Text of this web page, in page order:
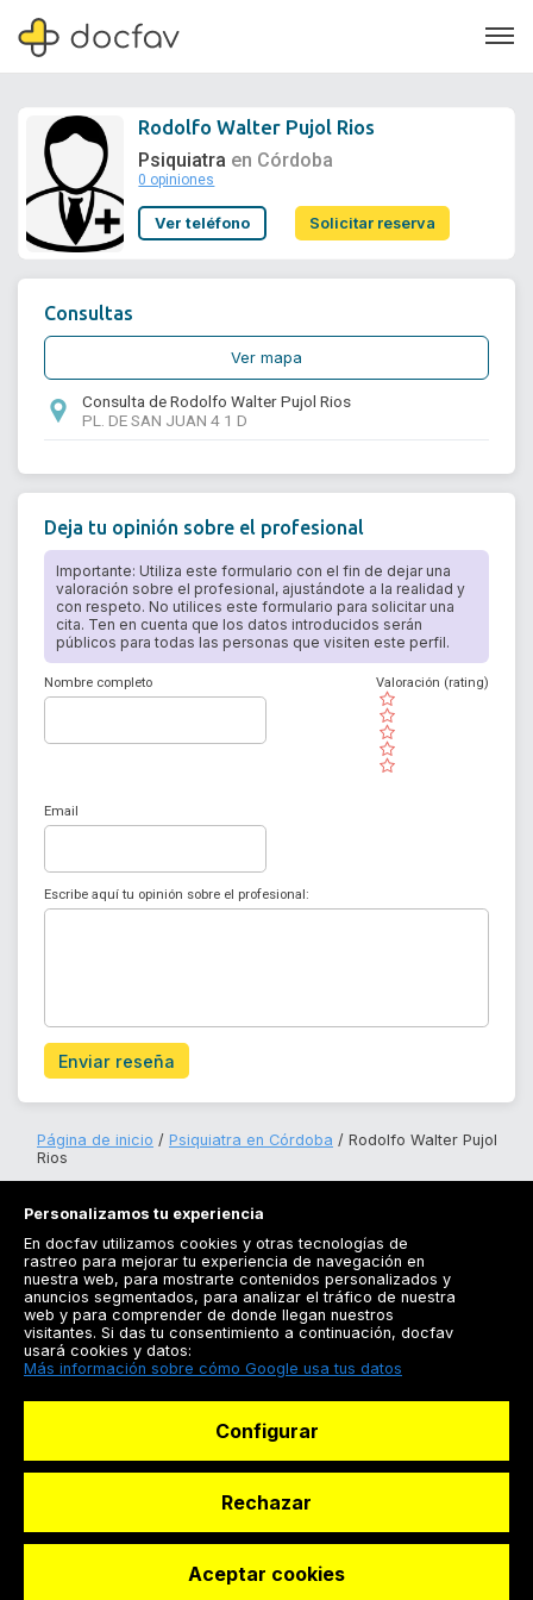
Soporte
Rodolfo Walter Pujol Rios
Psiquiatra en Córdoba
0 opiniones
Ver teléfono Solicitar reserva
Consultas
Ver mapa
Consulta de Rodolfo Walter Pujol Rios
PL. DE SAN JUAN 4 1 D
Deja tu opinión sobre el profesional
Importante: Utiliza este formulario con el fin de dejar una
valoración sobre el profesional, ajustándote a la realidad y
con respeto. No utilices este formulario para solicitar una
cita. Ten en cuenta que los datos introducidos serán
públicos para todas las personas que visiten este perfil.
Nombre completo
( )
( )
( )
( )
( )
Valoración (rating)
Email
Escribe aquí tu opinión sobre el profesional:
Enviar reseña
Página de inicio Psiquiatra en Córdoba
Rodolfo Walter Pujol
Rios
Registrarse
Docfav
© Dashboard Technologies S.L
Personalizamos tu experiencia
En docfav utilizamos cookies y otras tecnologías de
rastreo para mejorar tu experiencia de navegación en
nuestra web, para mostrarte contenidos personalizados y
anuncios segmentados, para analizar el tráfico de nuestra
web y para comprender de donde llegan nuestros
visitantes. Si das tu consentimiento a continuación, docfav
usará cookies y datos:
Más información sobre cómo Google usa tus datos
Configurar
Rechazar
Aceptar cookies